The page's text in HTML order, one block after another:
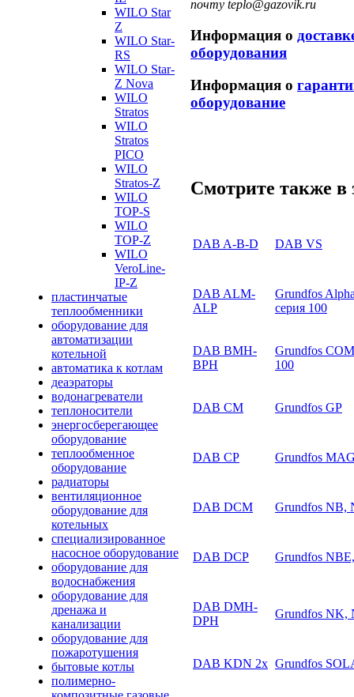
WILO Star
Z
WILO Star-
RS
WILO Star-
Z Nova
WILO
Stratos
WILO
Stratos
PICO
WILO
Stratos-Z
WILO
TOP-S
WILO
TOP-Z
WILO
VeroLine-
IP-Z
пластинчатые
теплообменники
оборудование для
автоматизации
котельной
автоматика к котлам
деаэраторы
водонагреватели
теплоносители
энергосберегающее
оборудование
теплообменное
оборудование
радиаторы
вентиляционное
оборудование для
котельных
специализированное
насосное оборудование
оборудование для
водоснабжения
оборудование для
дренажа и
канализации
оборудование для
пожаротушения
бытовые котлы
полимерно-
почту teplo@gazovik.ru
Информация о
оборудования
Информация о
оборудование
Смотрите также в
DAB A-B-D DAB VS
DAB ALM-
ALP
Grundfos
серия 100
DAB BMH-
BPH
Grundfos
100
DAB CM Grundfos GP
DAB CP Grundfos
DAB DCM Grundfos NB,
DAB DCP Grundfos
DAB DMH-
DPH
Grundfos NK,
DAB KDN 2х Grundfos